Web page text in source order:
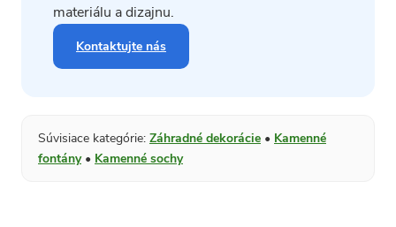
materiálu a dizajnu.
Kontaktujte nás
Súvisiace kategórie: Záhradné dekorácie • Kamenné
fontány• Kamenné sochy